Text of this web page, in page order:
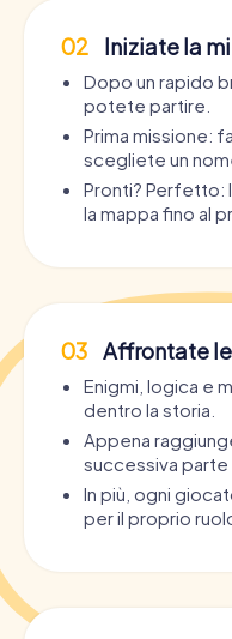
02 Iniziate la
Dopo un rapido
potete partire.
Prima missione:
scegliete un
Pronti? Perfetto:
la mappa fino al
03 Affrontate
Enigmi, logica e
dentro la storia.
Appena
successiva
In più, ogni
per il proprio